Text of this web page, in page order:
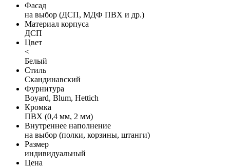
Фасад
на выбор (ДСП, МДФ ПВХ и др.)
Материал корпуса
ДСП
Цвет
<
Белый
Стиль
Скандинавский
Фурнитура
Boyard, Blum, Hettich
Кромка
ПВХ (0,4 мм, 2 мм)
Внутреннее наполнение
на выбор (полки, корзины, штанги)
Размер
индивидуальный
Цена